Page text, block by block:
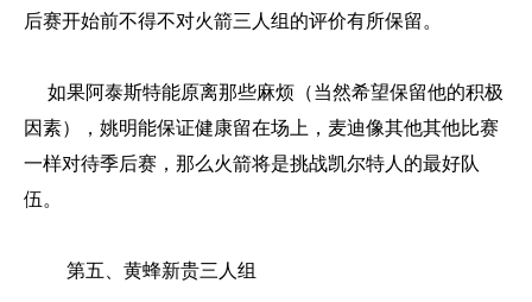
后赛开始前不得不对火箭三人组的评价有所保留。
如果阿泰斯特能原离那些麻烦（当然希望保留他的积极
因素），姚明能保证健康留在场上，麦迪像其他其他比赛
一样对待季后赛，那么火箭将是挑战凯尔特人的最好队
伍。
第五、黄蜂新贵三人组